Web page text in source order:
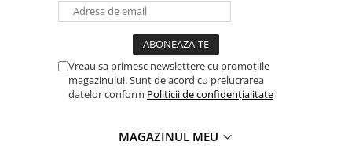
Cabinete baterii
Frigidere portabile
Vreau sa primesc newslettere cu promoțiile
magazinului. Sunt de acord cu prelucrarea
datelor conform Politicii de confidențialitate
MAGAZINUL MEU